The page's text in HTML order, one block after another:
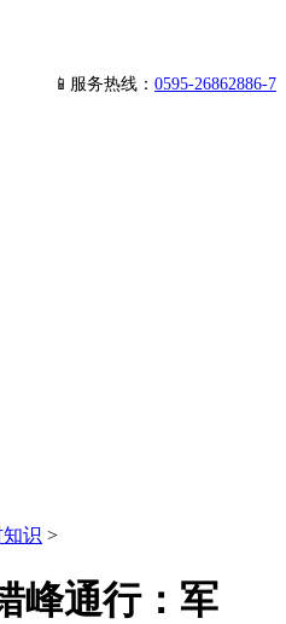
📱服务热线： 0595-26862886-7
识 >
峰通行：军